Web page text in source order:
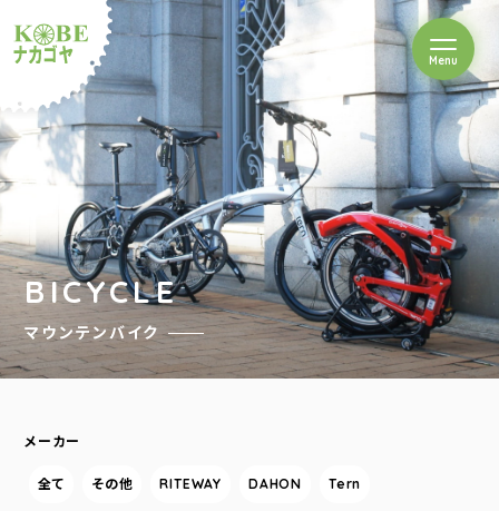
ルショップナカゴヤ
Menuを開閉
BICYCLE
マウンテンバイク
メーカー
全て その他 RITEWAY DAHON Tern